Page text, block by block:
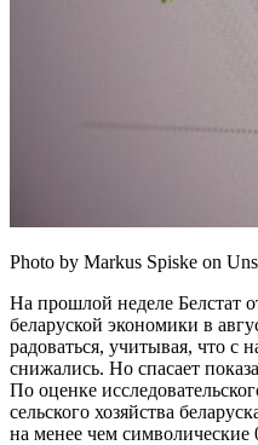
Photo by Markus Spiske on
На прошлой неделе Белстат
беларуской экономики в
радоваться, учитывая, что с
снижались. Но спасает
По оценке
сельского хозяйства
на менее чем символические